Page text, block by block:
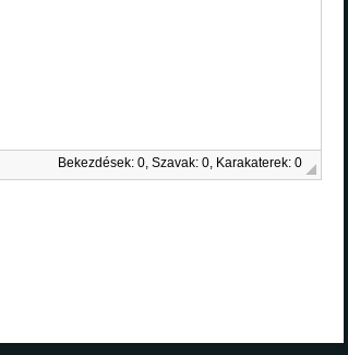
Bekezdések: 0, Szavak: 0, Karakaterek: 0